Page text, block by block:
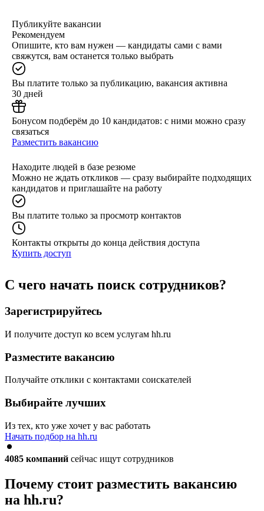
Публикуйте вакансии
Рекомендуем
Опишите, кто вам нужен — кандидаты сами с вами
свяжутся, вам останется только выбрать
Вы платите только за публикацию, вакансия активна
30 дней
Бонусом подберём до 10 кандидатов: с ними можно сразу
связаться
Разместить вакансию
Находите людей в базе резюме
Можно не ждать откликов — сразу выбирайте подходящих
кандидатов и приглашайте на работу
Вы платите только за просмотр контактов
Контакты открыты до конца действия доступа
Купить доступ
С чего начать поиск сотрудников?
Зарегистрируйтесь
И получите доступ ко всем услугам hh.ru
Разместите вакансию
Получайте отклики с контактами соискателей
Выбирайте лучших
Из тех, кто уже хочет у вас работать
Начать подбор на hh.ru
4085 компаний сейчас ищут сотрудников
Почему стоит разместить вакансию
на hh.ru?